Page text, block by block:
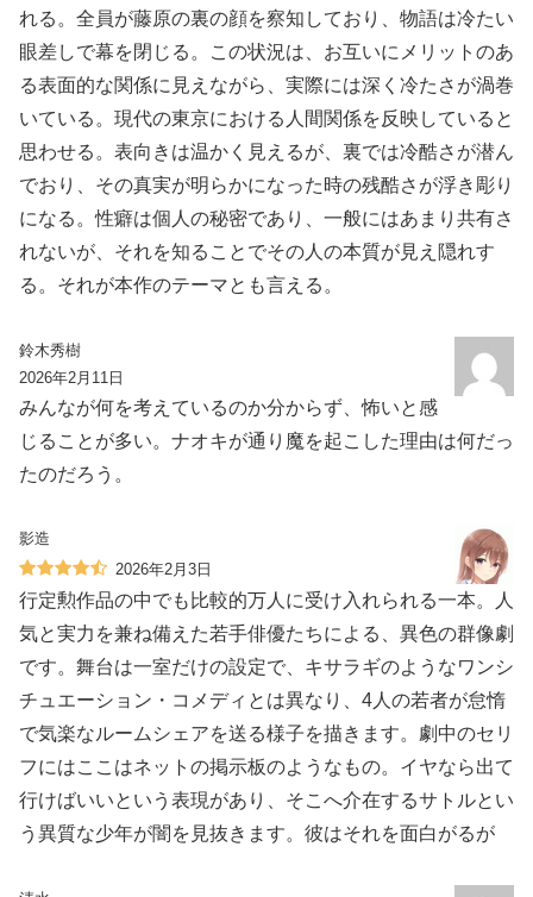
れる。全員が藤原の裏の顔を察知しており、物語は冷たい
眼差しで幕を閉じる。この状況は、お互いにメリットのあ
る表面的な関係に見えながら、実際には深く冷たさが渦巻
いている。現代の東京における人間関係を反映していると
思わせる。表向きは温かく見えるが、裏では冷酷さが潜ん
でおり、その真実が明らかになった時の残酷さが浮き彫り
になる。性癖は個人の秘密であり、一般にはあまり共有さ
れないが、それを知ることでその人の本質が見え隠れす
る。それが本作のテーマとも言える。
鈴木秀樹
2026年2月11日
みんなが何を考えているのか分からず、怖いと感
じることが多い。ナオキが通り魔を起こした理由は何だっ
たのだろう。
影造
2026年2月3日
行定勲作品の中でも比較的万人に受け入れられる一本。人
気と実力を兼ね備えた若手俳優たちによる、異色の群像劇
です。舞台は一室だけの設定で、キサラギのようなワンシ
チュエーション・コメディとは異なり、4人の若者が怠惰
で気楽なルームシェアを送る様子を描きます。劇中のセリ
フにはここはネットの掲示板のようなもの。イヤなら出て
行けばいいという表現があり、そこへ介在するサトルとい
う異質な少年が闇を見抜きます。彼はそれを面白がるが